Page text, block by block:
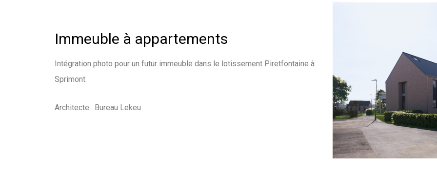
Immeuble à appartements
Intégration photo pour un futur immeuble dans le lotissement Piretfontaine à
Sprimont.
Architecte : Bureau Lekeu